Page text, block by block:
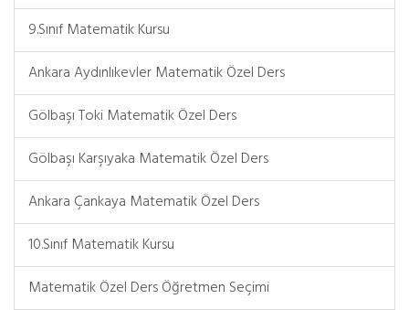
9.Sınıf Matematik Kursu
Ankara Aydınlıkevler Matematik Özel Ders
Gölbaşı Toki Matematik Özel Ders
Gölbaşı Karşıyaka Matematik Özel Ders
Ankara Çankaya Matematik Özel Ders
10.Sınıf Matematik Kursu
Matematik Özel Ders Öğretmen Seçimi